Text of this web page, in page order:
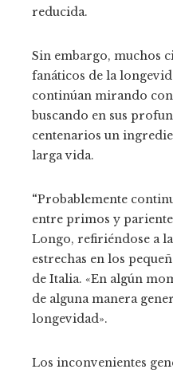
reducida.
Sin embargo, muchos
fanáticos de la
continúan mirando
buscando en sus
centenarios un
larga vida.
“Probablemente
entre primos y
Longo, refiriéndose a
estrechas en los
de Italia. «En algún
de alguna manera
longevidad».
Los inconvenientes